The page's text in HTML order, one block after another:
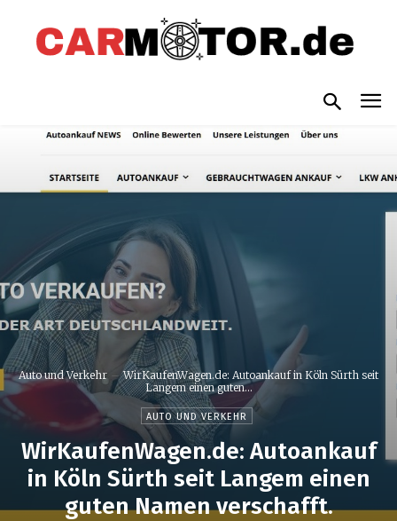
Auto und Verkehr
WirKaufenWagen.de: Autoankauf in Köln Sürth seit
Langem einen guten...
AUTO UND VERKEHR
WirKaufenWagen.de: Autoankauf
in Köln Sürth seit Langem einen
guten Namen verschafft.